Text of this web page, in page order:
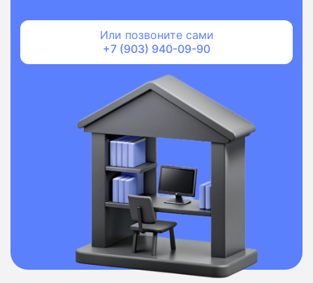
Или позвоните сами
+7 (903) 940-09-90